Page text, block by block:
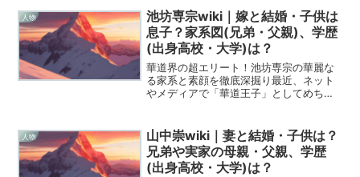
人物
池坊専宗wiki｜嫁と結婚・子供は
息子？家系図(兄弟・父親)、学歴
(出身高校・大学)は？
華道界の超エリート！池坊専宗の華麗な
る家系と素顔を徹底深掘り最近、ネット
やメディアで「華道王子」としてめちゃ
メン華道家で終わらせてはいけないんで
すよ！彼のバックグラウン...
人物
山中崇wiki｜妻と結婚・子供は？
兄弟や実家の母親・父親、学歴
(出身高校・大学)は？